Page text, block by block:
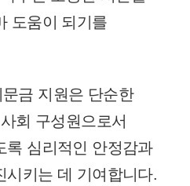
도움이 되기를
금 지원은 단순한
회 구성원으로서
록 심리적인 안정감과
시키는 데 기여합니다.